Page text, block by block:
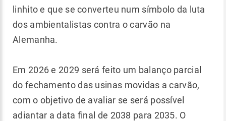
linhito e que se converteu num símbolo da luta
dos ambientalistas contra o carvão na
Alemanha.
Em 2026 e 2029 será feito um balanço parcial
do fechamento das usinas movidas a carvão,
com o objetivo de avaliar se será possível
adiantar a data final de 2038 para 2035. O